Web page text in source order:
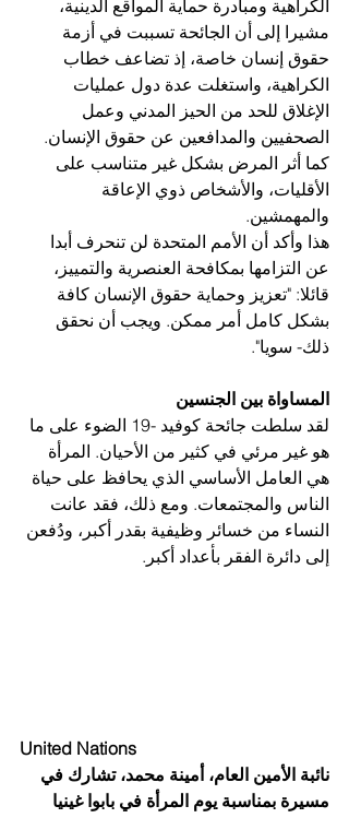
الكراهية ومبادرة حماية المواقع الدينية،
مشيرا إلى أن الجائحة تسببت في أزمة
حقوق إنسان خاصة، إذ تضاعف خطاب
الكراهية، واستغلت عدة دول عمليات
الإغلاق للحد من الحيز المدني وعمل
الصحفيين والمدافعين عن حقوق الإنسان.
كما أثر المرض بشكل غير متناسب على
الأقليات، والأشخاص ذوي الإعاقة
والمهمشين.
هذا وأكد أن الأمم المتحدة لن تنحرف أبدا
عن التزامها بمكافحة العنصرية والتمييز،
قائلا: "تعزيز وحماية حقوق الإنسان كافة
بشكل كامل أمر ممكن. ويجب أن نحقق
ذلك- سويا".
المساواة بين الجنسين
لقد سلطت جائحة كوفيد -19 الضوء على ما
هو غير مرئي في كثير من الأحيان. المرأة
هي العامل الأساسي الذي يحافظ على حياة
الناس والمجتمعات. ومع ذلك، فقد عانت
النساء من خسائر وظيفية بقدر أكبر، ودُفعن
إلى دائرة الفقر بأعداد أكبر.
United Nations
نائبة الأمين العام، أمينة محمد، تشارك في
مسيرة بمناسبة يوم المرأة في بابوا غينيا